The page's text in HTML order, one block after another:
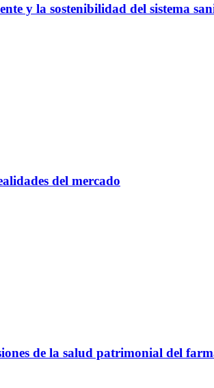
y la sostenibilidad del sistema
del mercado
de la salud patrimonial del